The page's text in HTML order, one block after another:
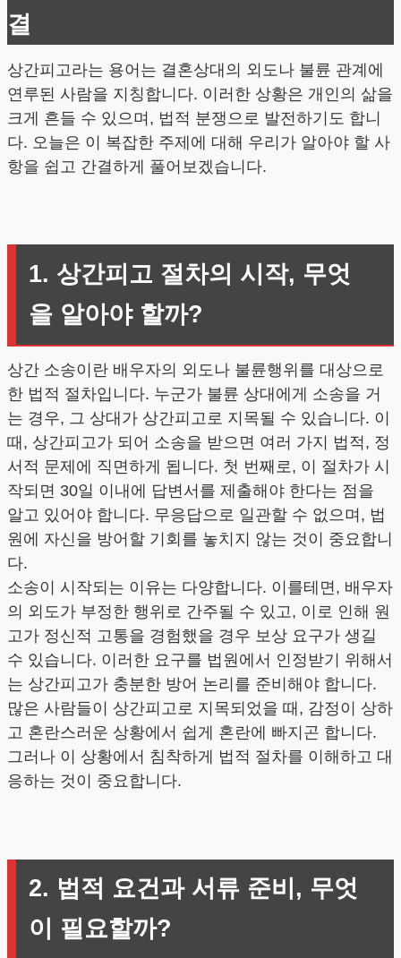
결
상간피고라는 용어는 결혼상대의 외도나 불륜 관계에
연루된 사람을 지칭합니다. 이러한 상황은 개인의 삶을
크게 흔들 수 있으며, 법적 분쟁으로 발전하기도 합니
다. 오늘은 이 복잡한 주제에 대해 우리가 알아야 할 사
항을 쉽고 간결하게 풀어보겠습니다.
1. 상간피고 절차의 시작, 무엇
을 알아야 할까?
상간 소송이란 배우자의 외도나 불륜행위를 대상으로
한 법적 절차입니다. 누군가 불륜 상대에게 소송을 거
는 경우, 그 상대가 상간피고로 지목될 수 있습니다. 이
때, 상간피고가 되어 소송을 받으면 여러 가지 법적, 정
서적 문제에 직면하게 됩니다. 첫 번째로, 이 절차가 시
작되면 30일 이내에 답변서를 제출해야 한다는 점을
알고 있어야 합니다. 무응답으로 일관할 수 없으며, 법
원에 자신을 방어할 기회를 놓치지 않는 것이 중요합니
다.
소송이 시작되는 이유는 다양합니다. 이를테면, 배우자
의 외도가 부정한 행위로 간주될 수 있고, 이로 인해 원
고가 정신적 고통을 경험했을 경우 보상 요구가 생길
수 있습니다. 이러한 요구를 법원에서 인정받기 위해서
는 상간피고가 충분한 방어 논리를 준비해야 합니다.
많은 사람들이 상간피고로 지목되었을 때, 감정이 상하
고 혼란스러운 상황에서 쉽게 혼란에 빠지곤 합니다.
그러나 이 상황에서 침착하게 법적 절차를 이해하고 대
응하는 것이 중요합니다.
2. 법적 요건과 서류 준비, 무엇
이 필요할까?